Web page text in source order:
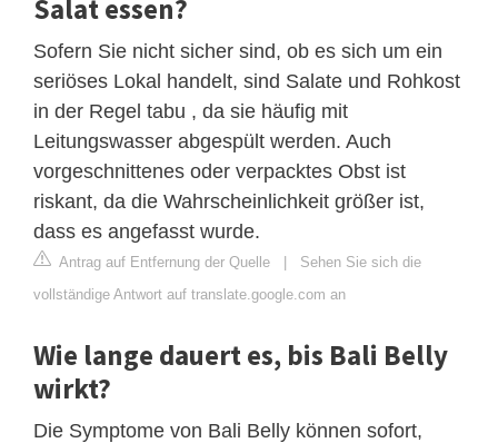
Salat essen?
Sofern Sie nicht sicher sind, ob es sich um ein
seriöses Lokal handelt, sind Salate und Rohkost
in der Regel tabu , da sie häufig mit
Leitungswasser abgespült werden. Auch
vorgeschnittenes oder verpacktes Obst ist
riskant, da die Wahrscheinlichkeit größer ist,
dass es angefasst wurde.
Antrag auf Entfernung der Quelle | Sehen Sie sich die
vollständige Antwort auf translate.google.com an
Wie lange dauert es, bis Bali Belly
wirkt?
Die Symptome von Bali Belly können sofort,